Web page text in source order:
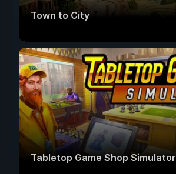
Town to City
Tabletop Game Shop Simulator